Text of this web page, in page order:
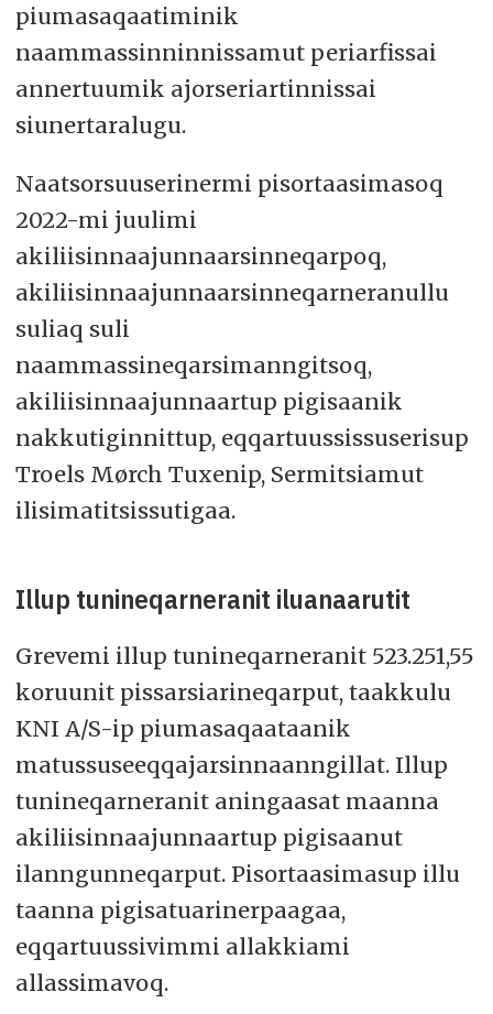
piumasaqaatiminik
naammassinninnissamut periarfissai
annertuumik ajorseriartinnissai
siunertaralugu.
Naatsorsuuserinermi pisortaasimasoq
2022-mi juulimi
akiliisinnaajunnaarsinneqarpoq,
akiliisinnaajunnaarsinneqarneranullu
suliaq suli
naammassineqarsimanngitsoq,
akiliisinnaajunnaartup pigisaanik
nakkutiginnittup, eqqartuussissuserisup
Troels Mørch Tuxenip, Sermitsiamut
ilisimatitsissutigaa.
Illup tunineqarneranit iluanaarutit
Grevemi illup tunineqarneranit 523.251,55
koruunit pissarsiarineqarput, taakkulu
KNI A/S-ip piumasaqaataanik
matussuseeqqajarsinnaanngillat. Illup
tunineqarneranit aningaasat maanna
akiliisinnaajunnaartup pigisaanut
ilanngunneqarput. Pisortaasimasup illu
taanna pigisatuarinerpaagaa,
eqqartuussivimmi allakkiami
allassimavoq.